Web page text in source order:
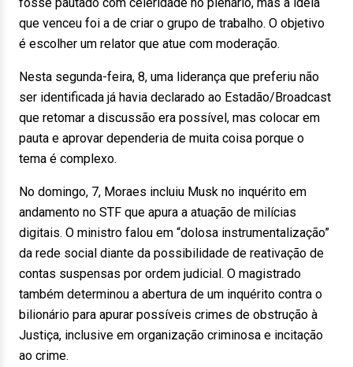
que venceu foi a de criar o grupo de trabalho. O objetivo
é escolher um relator que atue com moderação.
Nesta segunda-feira, 8, uma liderança que preferiu não
ser identificada já havia declarado ao Estadão/Broadcast
que retomar a discussão era possível, mas colocar em
pauta e aprovar dependeria de muita coisa porque o
tema é complexo.
No domingo, 7, Moraes incluiu Musk no inquérito em
andamento no STF que apura a atuação de milícias
digitais. O ministro falou em “dolosa instrumentalização”
da rede social diante da possibilidade de reativação de
contas suspensas por ordem judicial. O magistrado
também determinou a abertura de um inquérito contra o
bilionário para apurar possíveis crimes de obstrução à
Justiça, inclusive em organização criminosa e incitação
ao crime.